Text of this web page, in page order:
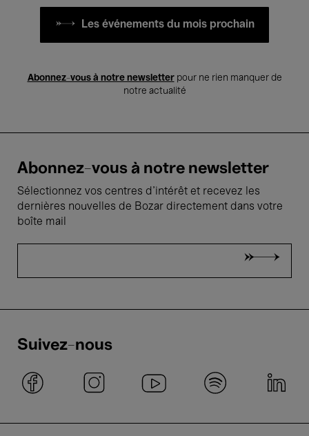
Les événements du mois prochain
Abonnez-vous à notre newsletterpour ne rien manquer de
notre actualité
Abonnez-vous à notre newsletter
Sélectionnez vos centres d'intérêt et recevez les
dernières nouvelles de Bozar directement dans votre
boîte mail
Suivez-nous